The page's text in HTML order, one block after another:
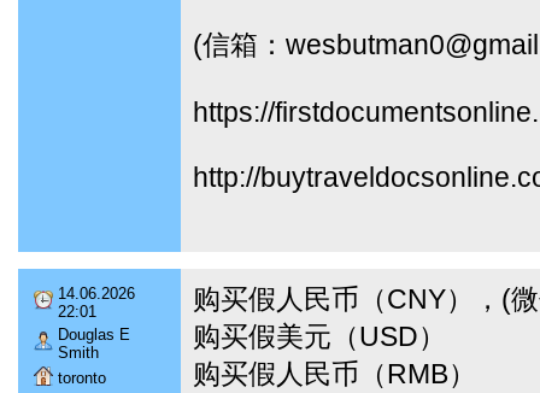
(信箱：
https://
http://
14.06.2026
22:01
Douglas E
Smith
toronto
购买假人民币（CNY），(
购买假美元（USD）
购买假人民币（RMB）